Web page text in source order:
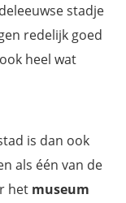
stadje
redelijk goed
heel wat
is dan ook
als één van de
het museum